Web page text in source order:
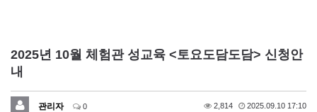
2025년 10월 체험관 성교육 <토요도담도담> 신청안
내
관리자 0 2,814 2025.09.10 17:10